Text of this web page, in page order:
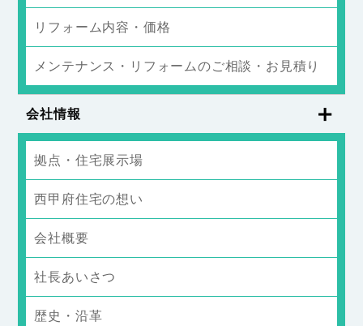
リフォーム内容・価格
メンテナンス・リフォームのご相談・お見積り
会社情報
拠点・住宅展示場
西甲府住宅の想い
会社概要
社長あいさつ
歴史・沿革